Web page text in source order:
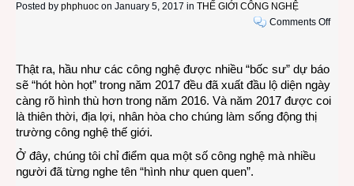
Posted by phphuoc on January 5, 2017 in THẾ GIỚI CÔNG NGHỆ
Comments Offon
“nóng
bỏng”
Thật ra, hầu như các công nghệ được nhiều “bốc sư” dự báo
sẽ “hót hòn họt” trong năm 2017 đều đã xuất đầu lộ diện ngày
càng rõ hình thù hơn trong năm 2016. Và năm 2017 được coi
là thiên thời, địa lợi, nhân hòa cho chúng làm sống động thị
trường công nghệ thế giới.
Ở đây, chúng tôi chỉ điểm qua một số công nghệ mà nhiều
người đã từng nghe tên “hình như quen quen”.